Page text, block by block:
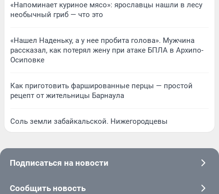
«Напоминает куриное мясо»: ярославцы нашли в лесу
необычный гриб — что это
«Нашел Наденьку, а у нее пробита голова». Мужчина
рассказал, как потерял жену при атаке БПЛА в Архипо-
Осиповке
Как приготовить фаршированные перцы — простой
рецепт от жительницы Барнаула
Соль земли забайкальской. Нижегородцевы
Подписаться на новости
Сообщить новость